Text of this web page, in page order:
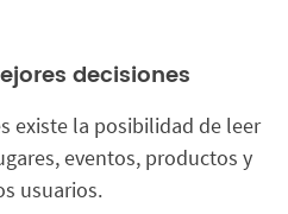
decisiones
existe la posibilidad de leer
eventos, productos y
usuarios.